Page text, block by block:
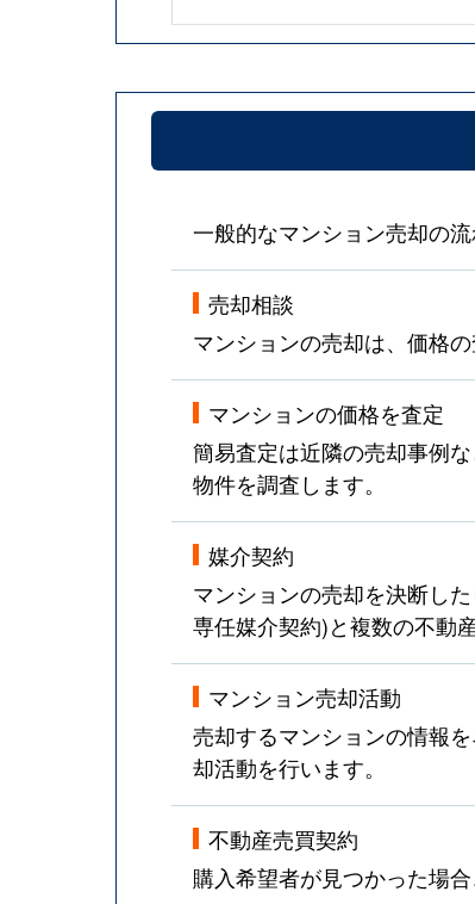
一般的なマンション売却の流
売却相談
マンションの売却は、価格
マンションの価格を査定
簡易査定は近隣の売却事例
物件を調査します。
媒介契約
マンションの売却を決断し
専任媒介契約)と複数の不動
マンション売却活動
売却するマンションの情報
却活動を行います。
不動産売買契約
購入希望者が見つかった場